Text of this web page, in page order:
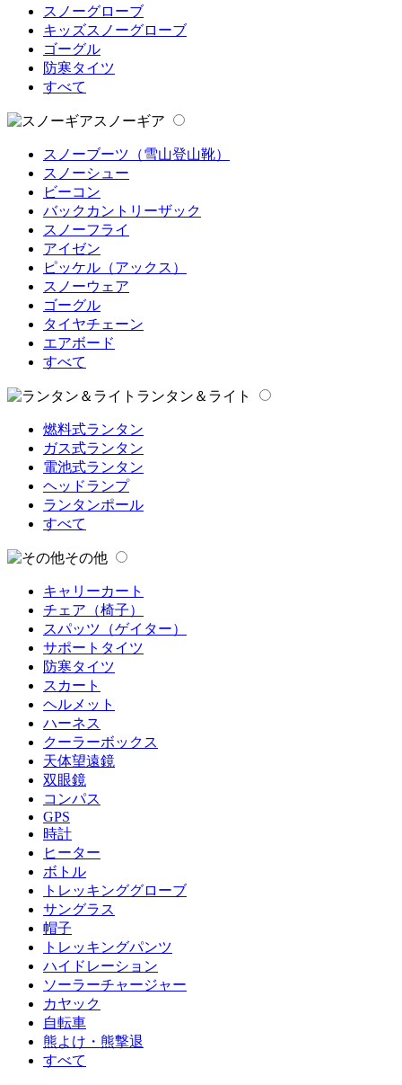
スノーグローブ
キッズスノーグローブ
ゴーグル
防寒タイツ
すべて
スノーギア
スノーブーツ（雪山登山靴）
スノーシュー
ビーコン
バックカントリーザック
スノーフライ
アイゼン
ピッケル（アックス）
スノーウェア
ゴーグル
タイヤチェーン
エアボード
すべて
ランタン＆ライト
燃料式ランタン
ガス式ランタン
電池式ランタン
ヘッドランプ
ランタンポール
すべて
その他
キャリーカート
チェア（椅子）
スパッツ（ゲイター）
サポートタイツ
防寒タイツ
スカート
ヘルメット
ハーネス
クーラーボックス
天体望遠鏡
双眼鏡
コンパス
GPS
時計
ヒーター
ボトル
トレッキンググローブ
サングラス
帽子
トレッキングパンツ
ハイドレーション
ソーラーチャージャー
カヤック
自転車
熊よけ・熊撃退
すべて